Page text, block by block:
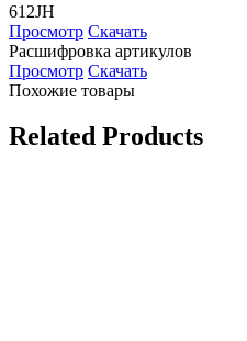
612JH
Просмотр Скачать
Расшифровка артикулов
Просмотр Скачать
Похожие товары
Related Products